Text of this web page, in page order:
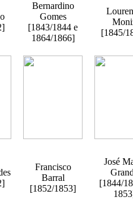
Bernardino
Gomes
[1843/1844 e
1864/1866]
[1845/
Francisco
Barral
[1852/1853]
José
[1844/